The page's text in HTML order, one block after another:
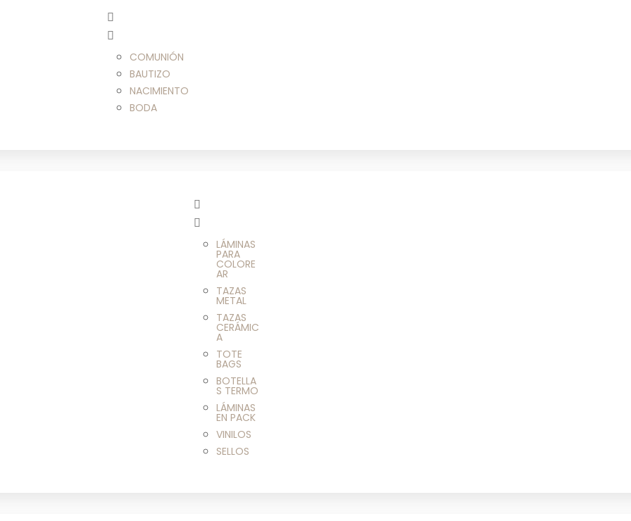
COMUNIÓN
BAUTIZO
NACIMIENTO
BODA
LÁMINAS
PARA
COLORE
AR
TAZAS
METAL
TAZAS
CERÁMIC
A
TOTE
BAGS
BOTELLA
S TERMO
LÁMINAS
EN PACK
VINILOS
SELLOS